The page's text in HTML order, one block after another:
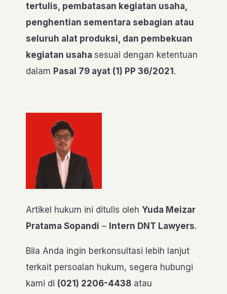
tertulis, pembatasan kegiatan usaha,
penghentian sementara sebagian atau
seluruh alat produksi, dan pembekuan
kegiatan usaha sesuai dengan ketentuan
dalam Pasal 79 ayat (1) PP 36/2021.
Artikel hukum ini ditulis oleh Yuda Meizar
Pratama Sopandi – Intern DNT Lawyers.
Bila Anda ingin berkonsultasi lebih lanjut
terkait persoalan hukum, segera hubungi
kami di (021) 2206-4438 atau